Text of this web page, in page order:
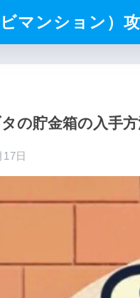
マンション）
の貯金箱の入手
日